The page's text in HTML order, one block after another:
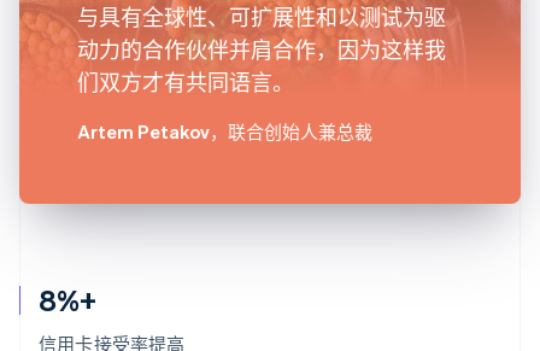
8%+
信用卡接受率提高
与具有全球性、可扩展性和以测试为驱
动力的合作伙伴并肩合作，因为这样我
们双方才有共同语言。
Artem Petakov，联合创始人兼总裁